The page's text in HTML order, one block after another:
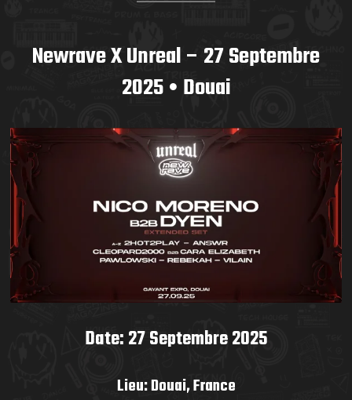
Newrave X Unreal – 27 Septembre
2025 • Douai
Date: 27 Septembre 2025
Lieu: Douai, France